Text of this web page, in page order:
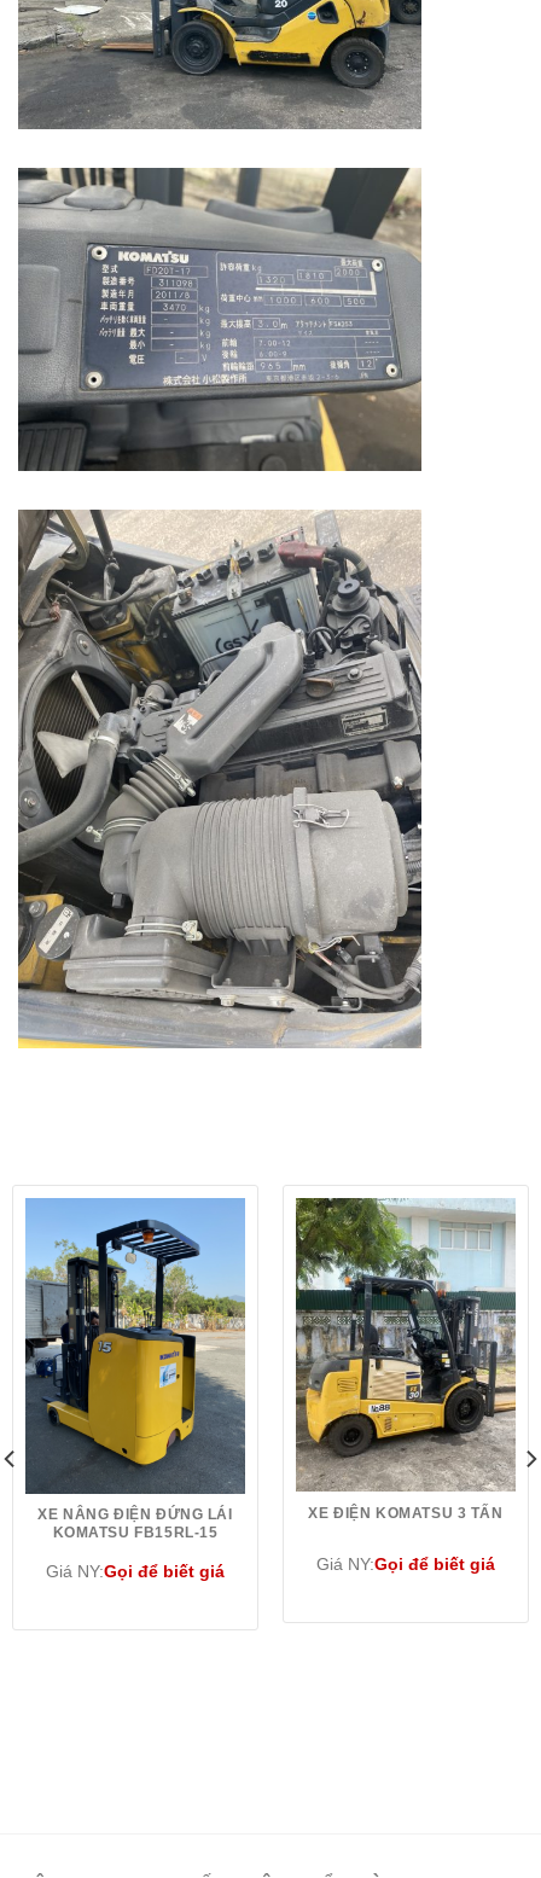
XE NÂNG ĐIỆN ĐỨNG LÁI
KOMATSU FB15RL-15
Giá NY:Gọi để biết giá
XE ĐIỆN KOMATSU 3 TẤN
Giá NY:Gọi để biết giá